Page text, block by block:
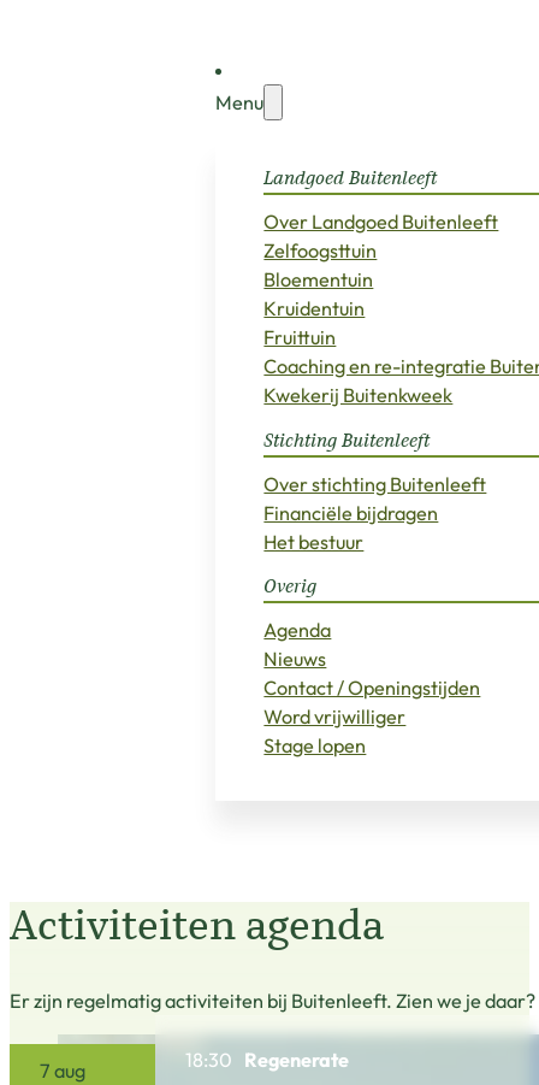
Menu
Landgoed Buitenleeft
Over Landgoed Buitenleeft
Zelfoogsttuin
Bloementuin
Kruidentuin
Fruittuin
Coaching en re-integratie
Kwekerij Buitenkweek
Stichting Buitenleeft
Over stichting Buitenleeft
Financiële bijdragen
Het bestuur
Overig
Agenda
Nieuws
Contact / Openingstijden
Word vrijwilliger
Stage lopen
Activiteiten agenda
Er zijn regelmatig activiteiten bij Buitenleeft. Zien we je daar?
7 aug
18:30 Regenerate